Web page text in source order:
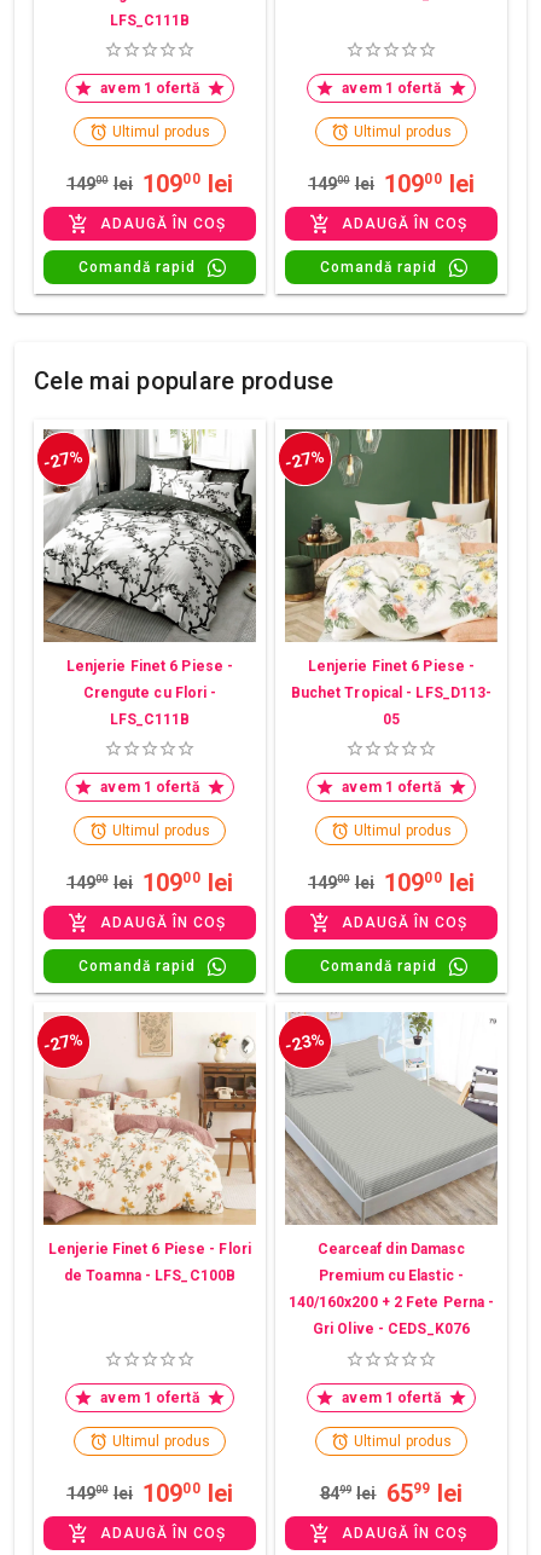
LFS_C111B
avem 1 ofertă
Ultimul produs
14900 lei 10900 lei
ADAUGĂ ÎN COȘ
Comandă rapid
avem 1 ofertă
Ultimul produs
14900 lei 10900 lei
ADAUGĂ ÎN COȘ
Comandă rapid
Cele mai populare produse
-27%
Lenjerie Finet 6 Piese -
Crengute cu Flori -
LFS_C111B
avem 1 ofertă
Ultimul produs
14900 lei 10900 lei
ADAUGĂ ÎN COȘ
Comandă rapid
-27%
Lenjerie Finet 6 Piese -
Buchet Tropical - LFS_D113-
05
avem 1 ofertă
Ultimul produs
14900 lei 10900 lei
ADAUGĂ ÎN COȘ
Comandă rapid
-27%
Lenjerie Finet 6 Piese - Flori
de Toamna - LFS_C100B
avem 1 ofertă
Ultimul produs
14900 lei 10900 lei
ADAUGĂ ÎN COȘ
-23%
Cearceaf din Damasc
Premium cu Elastic -
140/160x200 + 2 Fete Perna -
Gri Olive - CEDS_K076
avem 1 ofertă
Ultimul produs
8499 lei 6599 lei
ADAUGĂ ÎN COȘ